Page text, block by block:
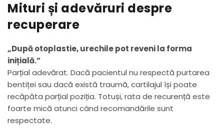
Mituri și adevăruri despre
recuperare
„După otoplastie, urechile pot reveni la forma
inițială.”
Parțial adevărat. Dacă pacientul nu respectă purtarea
bentiței sau dacă există traumă, cartilajul își poate
recăpăta parțial poziția. Totuși, rata de recurență este
foarte mică atunci când recomandările sunt
respectate.